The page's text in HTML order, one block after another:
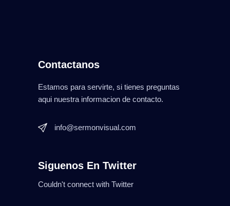
Contactanos
Estamos para servirte, si tienes preguntas
aqui nuestra informacion de contacto.
info@sermonvisual.com
Siguenos En Twitter
Couldn't connect with Twitter